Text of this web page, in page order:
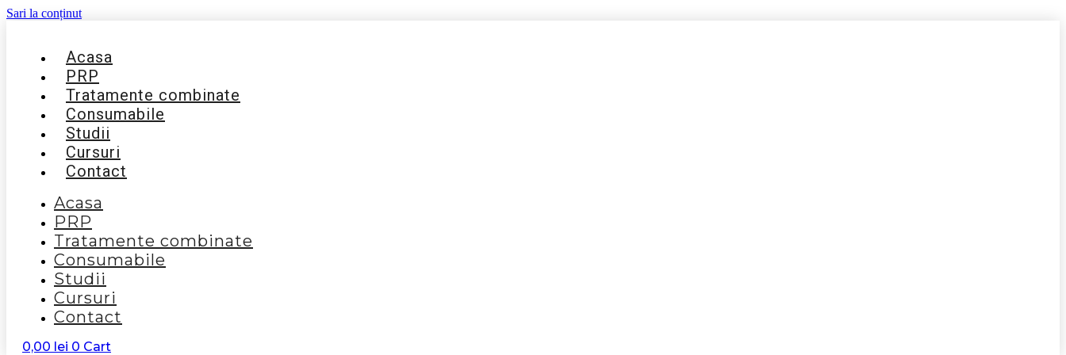
Sari la conținut
Acasa
PRP
Tratamente combinate
Consumabile
Studii
Cursuri
Contact
Acasa
PRP
Tratamente combinate
Consumabile
Studii
Cursuri
Contact
0,00 lei 0 Cart